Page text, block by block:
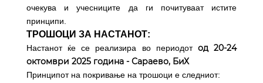
очекува и учесниците да ги почитуваат истите
принципи.
ТРОШОЦИ ЗА НАСТАНОТ:
Настанот ќе се реализира во периодот од 20-24
октомври 2025 година - Сараево, БиХ
Принципот на покривање на трошоци е следниот: